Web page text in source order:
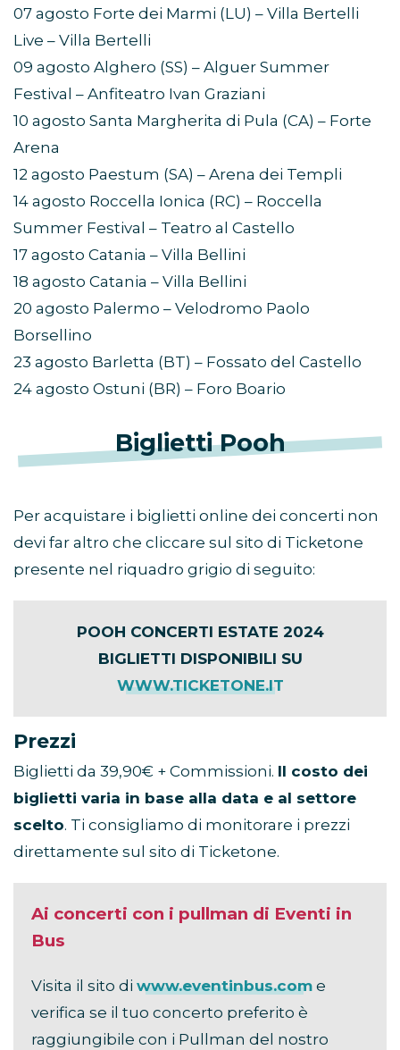
07 agosto Forte dei Marmi (LU) – Villa Bertelli
Live – Villa Bertelli
09 agosto Alghero (SS) – Alguer Summer
Festival – Anfiteatro Ivan Graziani
10 agosto Santa Margherita di Pula (CA) – Forte
Arena
12 agosto Paestum (SA) – Arena dei Templi
14 agosto Roccella Ionica (RC) – Roccella
Summer Festival – Teatro al Castello
17 agosto Catania – Villa Bellini
18 agosto Catania – Villa Bellini
20 agosto Palermo – Velodromo Paolo
Borsellino
23 agosto Barletta (BT) – Fossato del Castello
24 agosto Ostuni (BR) – Foro Boario
Biglietti Pooh
Per acquistare i biglietti online dei concerti non
devi far altro che cliccare sul sito di Ticketone
presente nel riquadro grigio di seguito:
POOH CONCERTI ESTATE 2024
BIGLIETTI DISPONIBILI SU
WWW.TICKETONE.IT
Prezzi
Biglietti da 39,90€ + Commissioni. Il costo dei
biglietti varia in base alla data e al settore
scelto. Ti consigliamo di monitorare i prezzi
direttamente sul sito di Ticketone.
Ai concerti con i pullman di Eventi in
Bus
Visita il sito di www.eventinbus.com e
verifica se il tuo concerto preferito è
raggiungibile con i Pullman del nostro